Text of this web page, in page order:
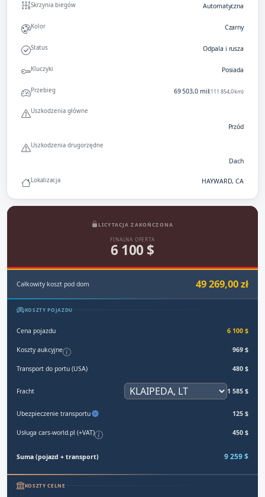
Skrzynia biegów Automatyczna
Kolor Czarny
Status Odpala i rusza
Kluczyki Posiada
Przebieg 69 503,0 mil(111 854,0 km)
Uszkodzenia główne
Przód
Uszkodzenia drugorzędne
Dach
Lokalizacja HAYWARD, CA
LICYTACJA ZAKOŃCZONA
FINALNA OFERTA
6 100 $
Całkowity koszt pod dom 49 269,00 zł
KOSZTY POJAZDU
Cena pojazdu 6 100 $
Koszty aukcyjne 969 $
Transport do portu (USA) 480 $
Fracht 1 585 $
Ubezpieczenie transportu 125 $
Usługa cars-world.pl (+VAT) 450 $
Suma (pojazd + transport) 9 259 $
KOSZTY CELNE